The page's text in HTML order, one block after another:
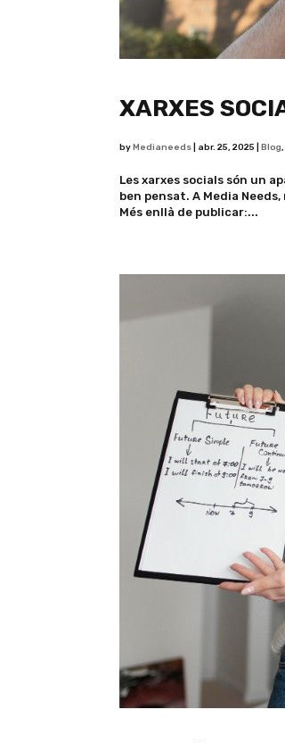
XARXES
byMedianeeds abr. 25, 2025 |Blog
Les xarxes socials són un
ben pensat. A Media
Més enllà de publicar:...